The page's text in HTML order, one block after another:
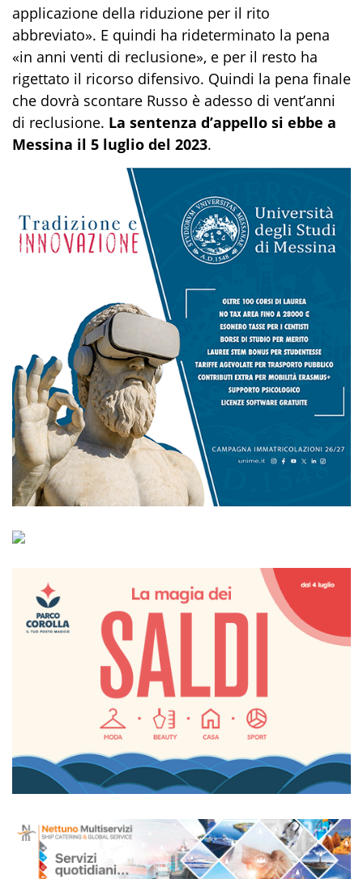
applicazione della riduzione per il rito
abbreviato». E quindi ha rideterminato la pena
«in anni venti di reclusione», e per il resto ha
rigettato il ricorso difensivo. Quindi la pena finale
che dovrà scontare Russo è adesso di vent’anni
di reclusione. La sentenza d’appello si ebbe a
Messina il 5 luglio del 2023.